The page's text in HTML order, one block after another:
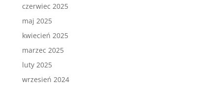
czerwiec 2025
maj 2025
kwiecień 2025
marzec 2025
luty 2025
wrzesień 2024